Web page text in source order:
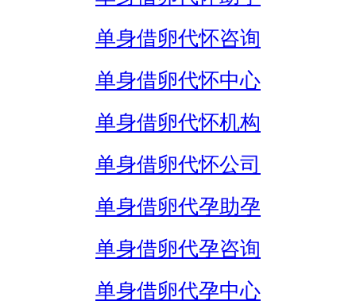
单身借卵代怀咨询
单身借卵代怀中心
单身借卵代怀机构
单身借卵代怀公司
单身借卵代孕助孕
单身借卵代孕咨询
单身借卵代孕中心